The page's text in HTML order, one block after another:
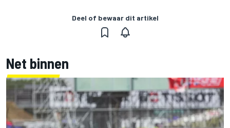
Deel of bewaar dit artikel
Net binnen